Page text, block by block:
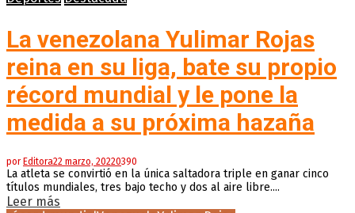
La venezolana Yulimar Rojas
reina en su liga, bate su propio
récord mundial y le pone la
medida a su próxima hazaña
porEditora22 marzo, 20220390
La atleta se convirtió en la única saltadora triple en ganar cinco
títulos mundiales, tres bajo techo y dos al aire libre....
Leer más